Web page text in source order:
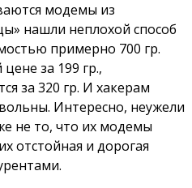
модемы из
нашли неплохой способ
примерно 700 гр.
за 199 гр.,
за 320 гр. И хакерам
Интересно, неужели
не то, что их модемы
отстойная и дорогая